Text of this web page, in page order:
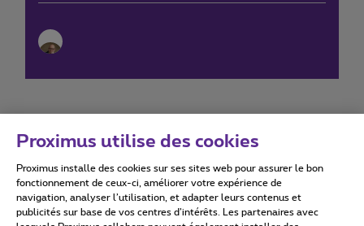
Conditions d'utilisation Accessibility statement
Proximus utilise des cookies
Proximus installe des cookies sur ses sites web pour assurer le bon
fonctionnement de ceux-ci, améliorer votre expérience de
navigation, analyser l’utilisation, et adapter leurs contenus et
publicités sur base de vos centres d’intérêts. Les partenaires avec